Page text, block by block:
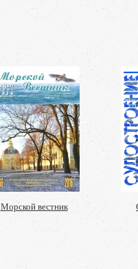
Морской вестник